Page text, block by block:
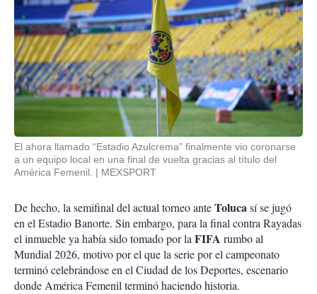
El ahora llamado “Estadio Azulcrema” finalmente vio coronarse
a un equipo local en una final de vuelta gracias al título del
América Femenil.
MEXSPORT
De hecho, la semifinal del actual torneo anteTolucasí se jugó
en el Estadio Banorte. Sin embargo, para la final contra Rayadas
el inmueble ya había sido tomado por la FIFA rumbo al
Mundial 2026, motivo por el que la serie por el campeonato
terminó celebrándose en el Ciudad de los Deportes, escenario
donde América Femenil terminó haciendo historia.